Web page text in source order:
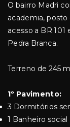
O bairro Madri
academia, posto
acesso a BR
Pedra Branca.
Terreno de 245
1º Pavimento:
3 Dormitórios
1 Banheiro social